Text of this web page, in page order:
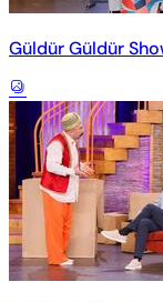
Güldür Güldür